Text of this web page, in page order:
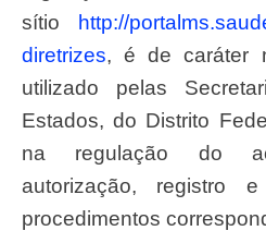
sítio http://
diretrizes, é de caráter
utilizado pelas
Estados, do Distrito
na regulação do
autorização, registro
procedimentos